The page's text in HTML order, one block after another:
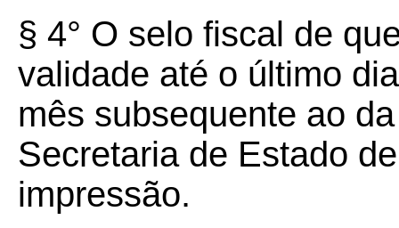
§ 4° O selo fiscal de
validade até o último
mês subsequente ao
Secretaria de Estado
impressão.